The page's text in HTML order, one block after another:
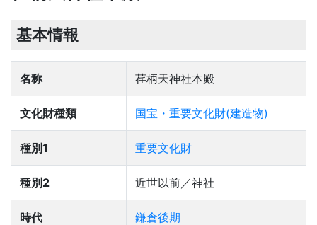
基本情報
名称 荏柄天神社本殿
文化財種類 国宝・重要文化財(建造物)
種別1 重要文化財
種別2 近世以前／神社
時代 鎌倉後期